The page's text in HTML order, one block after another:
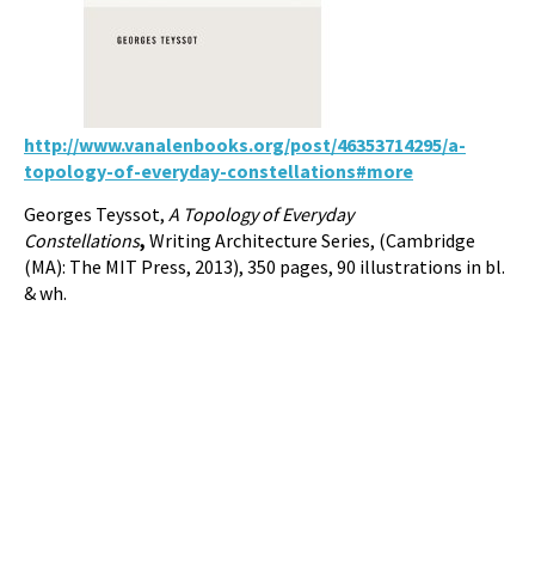
http://www.vanalenbooks.org/post/46353714295/a-
topology-of-everyday-constellations#more
Georges Teyssot, A Topology of Everyday
Constellations, Writing Architecture Series, (Cambridge
(MA): The MIT Press, 2013), 350 pages, 90 illustrations in bl.
& wh.